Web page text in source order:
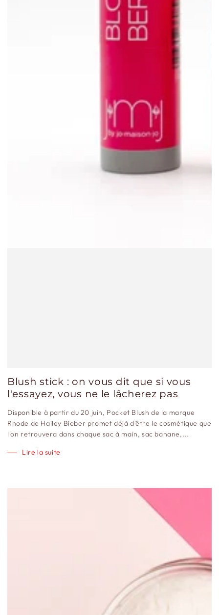
Blush stick : on vous dit que si vous
l'essayez, vous ne le lâcherez pas
Disponible à partir du 20 juin, Pocket Blush de la marque
Rhode de Hailey Bieber promet déjà d'être le cosmétique que
l'on retrouvera dans chaque sac à main, sac banane,...
Lire la suite